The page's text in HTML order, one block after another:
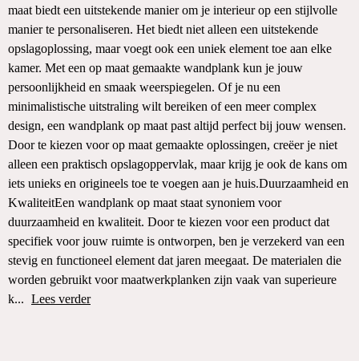
maat biedt een uitstekende manier om je interieur op een stijlvolle
manier te personaliseren. Het biedt niet alleen een uitstekende
opslagoplossing, maar voegt ook een uniek element toe aan elke
kamer. Met een op maat gemaakte wandplank kun je jouw
persoonlijkheid en smaak weerspiegelen. Of je nu een
minimalistische uitstraling wilt bereiken of een meer complex
design, een wandplank op maat past altijd perfect bij jouw wensen.
Door te kiezen voor op maat gemaakte oplossingen, creëer je niet
alleen een praktisch opslagoppervlak, maar krijg je ook de kans om
iets unieks en origineels toe te voegen aan je huis.Duurzaamheid en
KwaliteitEen wandplank op maat staat synoniem voor
duurzaamheid en kwaliteit. Door te kiezen voor een product dat
specifiek voor jouw ruimte is ontworpen, ben je verzekerd van een
stevig en functioneel element dat jaren meegaat. De materialen die
worden gebruikt voor maatwerkplanken zijn vaak van superieure
k... Lees verder